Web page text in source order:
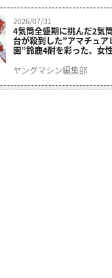
2026/07/31
4気筒全盛期に挑んだ2気
台が殺到した”アマチュア
園”鈴鹿4耐を彩った、女
ヤングマシン編集部